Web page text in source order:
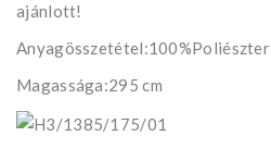
ajánlott!
Anyagösszetétel:100%Poliészter
Magassága:295 cm